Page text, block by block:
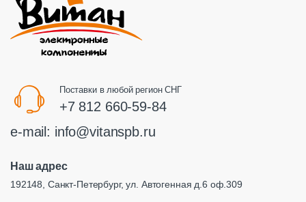
Поставки в любой регион СНГ
+7 812 660-59-84
e-mail: info@vitanspb.ru
Наш адрес
192148, Санкт-Петербург, ул. Автогенная д.6 оф.309